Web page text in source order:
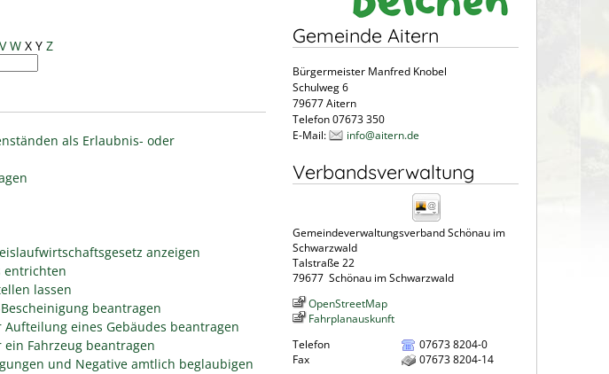
V W X Y Z
als Erlaubnis- oder
anzeigen
entrichten
lassen
beantragen
eines Gebäudes beantragen
Fahrzeug beantragen
und Negative amtlich beglaubigen
Gemeinde Aitern
Bürgermeister Manfred Knobel
Schulweg 6
79677 Aitern
Telefon 07673 350
E-Mail:
info@aitern.de
Verbandsverwaltung
Gemeindeverwaltungsverband Schönau im
Schwarzwald
Talstraße 22
79677 Schönau im Schwarzwald
OpenStreetMap
Fahrplanauskunft
Telefon
07673 8204-0
Fax
07673 8204-14